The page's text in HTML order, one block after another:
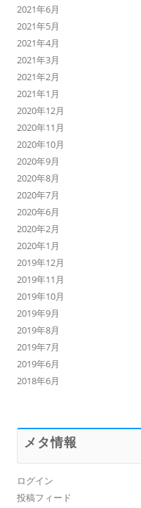
2021年6月
2021年5月
2021年4月
2021年3月
2021年2月
2021年1月
2020年12月
2020年11月
2020年10月
2020年9月
2020年8月
2020年7月
2020年6月
2020年2月
2020年1月
2019年12月
2019年11月
2019年10月
2019年9月
2019年8月
2019年7月
2019年6月
2018年6月
メタ情報
ログイン
投稿フィード